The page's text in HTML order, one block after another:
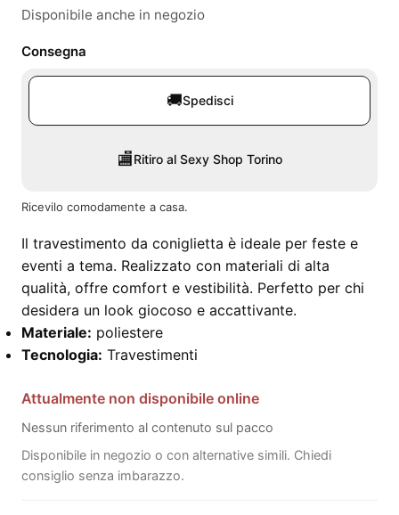
Disponibile anche in negozio
Consegna
🚚Spedisci
🏬Ritiro al Sexy Shop Torino
Ricevilo comodamente a casa.
Il travestimento da coniglietta è ideale per feste e
eventi a tema. Realizzato con materiali di alta
qualità, offre comfort e vestibilità. Perfetto per chi
desidera un look giocoso e accattivante.
Materiale: poliestere
Tecnologia: Travestimenti
Attualmente non disponibile online
Nessun riferimento al contenuto sul pacco
Disponibile in negozio o con alternative simili. Chiedi
consiglio senza imbarazzo.